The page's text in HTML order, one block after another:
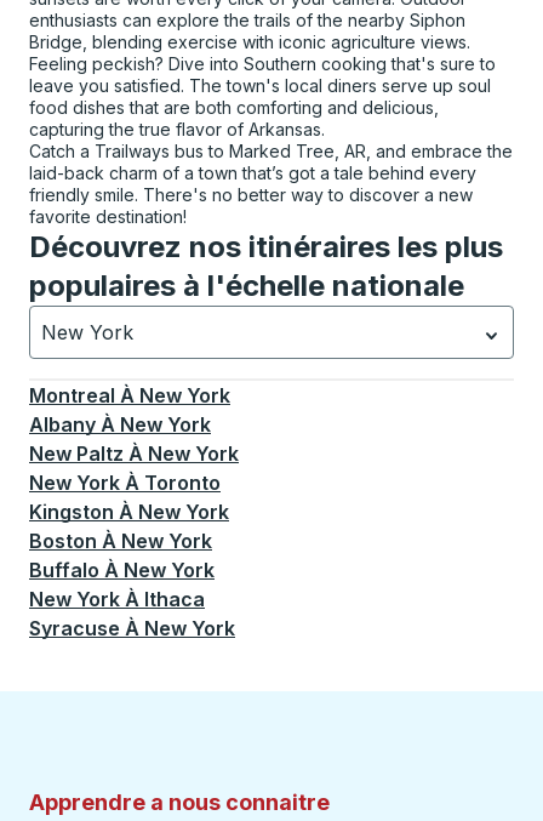
enthusiasts can explore the trails of the nearby Siphon
Bridge, blending exercise with iconic agriculture views.
Feeling peckish? Dive into Southern cooking that's sure to
leave you satisfied. The town's local diners serve up soul
food dishes that are both comforting and delicious,
capturing the true flavor of Arkansas.
Catch a Trailways bus to Marked Tree, AR, and embrace the
laid-back charm of a town that’s got a tale behind every
friendly smile. There's no better way to discover a new
favorite destination!
Découvrez nos itinéraires les plus
populaires à l'échelle nationale
New York
Actuellement sélectionné: New York.La sélection est
Montreal À New York
Albany À New York
New Paltz À New York
New York À Toronto
Kingston À New York
Boston À New York
Buffalo À New York
New York À Ithaca
Syracuse À New York
Apprendre a nous connaitre